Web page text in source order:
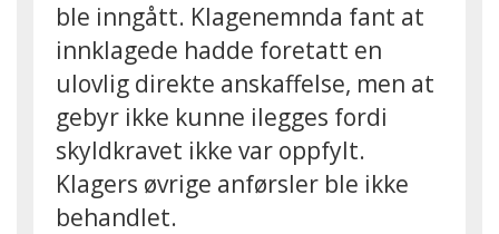
ble inngått. Klagenemnda fant at
innklagede hadde foretatt en
ulovlig direkte anskaffelse, men at
gebyr ikke kunne ilegges fordi
skyldkravet ikke var oppfylt.
Klagers øvrige anførsler ble ikke
behandlet.